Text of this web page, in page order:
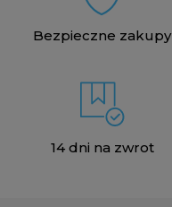
Bezpieczne zakupy
14 dni na zwrot